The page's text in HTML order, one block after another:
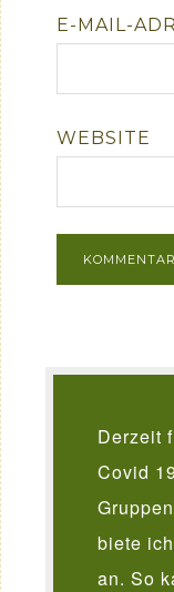
E-MAIL-
WEBSITE
Derzeit
Covid
biete
an. So